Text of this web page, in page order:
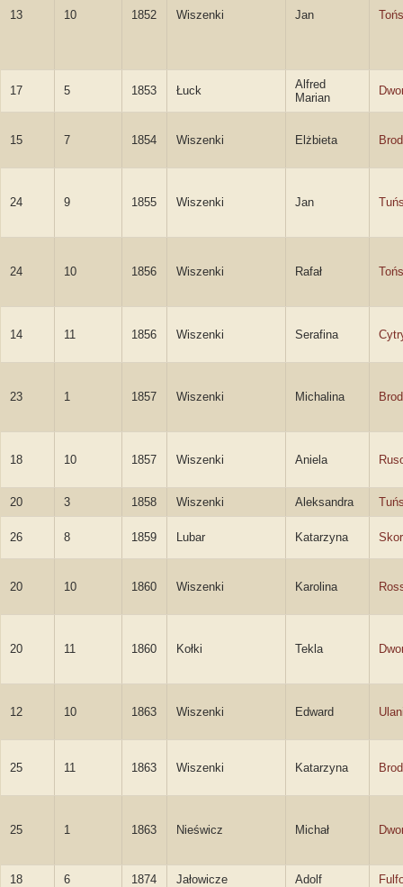
13 10 1852 Wiszenki Jan
17 5 1853 Łuck
Alfred
Marian
15 7 1854 Wiszenki Elżbieta
24 9 1855 Wiszenki Jan
24 10 1856 Wiszenki Rafał
14 11 1856 Wiszenki Serafina
23 1 1857 Wiszenki Michalina
18 10 1857 Wiszenki Aniela
20 3 1858 Wiszenki Aleksandra
26 8 1859 Lubar Katarzyna
20 10 1860 Wiszenki Karolina
20 11 1860 Kołki Tekla
12 10 1863 Wiszenki Edward
25 11 1863 Wiszenki Katarzyna
25 1 1863 Nieświcz Michał
18 6 1874 Jałowicze Adolf